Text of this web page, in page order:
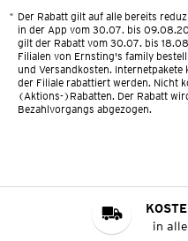
* Der Rabatt gilt auf alle bereits
in der App vom 30.07. bis
gilt der Rabatt vom 30.07. bis
Filialen von Ernsting's family
und Versandkosten.
der Filiale rabattiert werden. Nicht
(Aktions-)Rabatten. Der Rabatt
Bezahlvorgangs abgezogen.
in